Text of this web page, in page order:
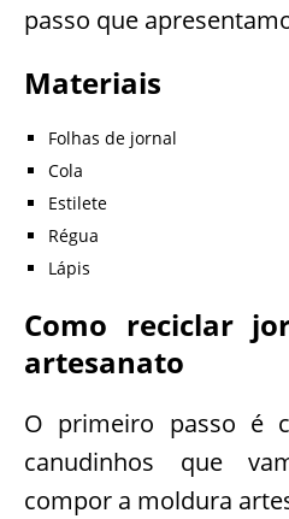
passo que
Materiais
Folhas de jornal
Cola
Estilete
Régua
Lápis
Como reciclar
artesanato
O primeiro passo é
canudinhos que
compor a moldura